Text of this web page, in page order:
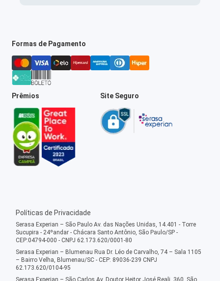
Formas de Pagamento
Prêmios Site Seguro
Políticas de Privacidade
Serasa Experian – São Paulo Av. das Nações Unidas, 14.401 - Torre
Sucupira - 24ºandar - Chácara Santo Antônio, São Paulo/SP -
CEP:04794-000 - CNPJ 62.173.620/0001-80
Serasa Experian – Blumenau Rua Dr. Léo de Carvalho, 74 – Sala 1105
– Bairro Velha, Blumenau/SC - CEP: 89036-239 CNPJ
62.173.620/0104-95
Serasa Experian – São Carlos Av. Doutor Heitor José Reali, 360, São